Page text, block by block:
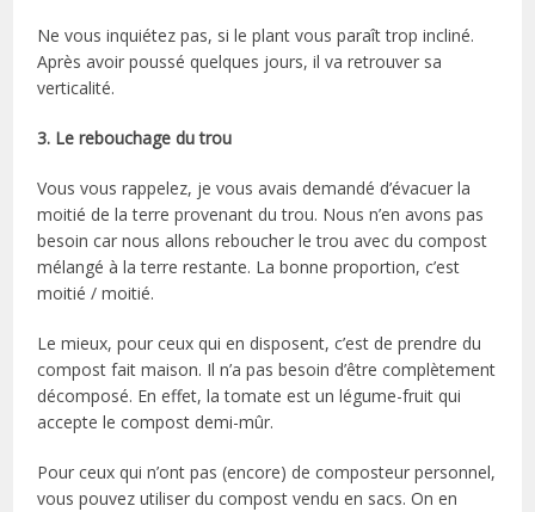
Ne vous inquiétez pas, si le plant vous paraît trop incliné.
Après avoir poussé quelques jours, il va retrouver sa
verticalité.
3. Le rebouchage du trou
Vous vous rappelez, je vous avais demandé d’évacuer la
moitié de la terre provenant du trou. Nous n’en avons pas
besoin car nous allons reboucher le trou avec du compost
mélangé à la terre restante. La bonne proportion, c’est
moitié / moitié.
Le mieux, pour ceux qui en disposent, c’est de prendre du
compost fait maison. Il n’a pas besoin d’être complètement
décomposé. En effet, la tomate est un légume-fruit qui
accepte le compost demi-mûr.
Pour ceux qui n’ont pas (encore) de composteur personnel,
vous pouvez utiliser du compost vendu en sacs. On en